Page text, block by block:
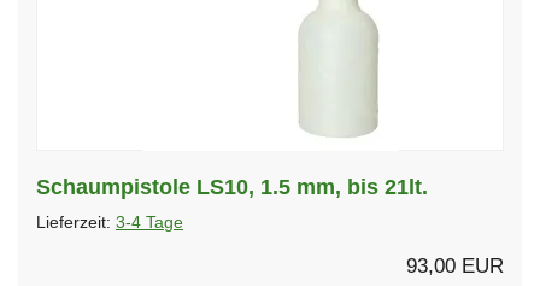
Schaumpistole LS10, 1.5 mm, bis 21lt.
Lieferzeit: 3-4 Tage
93,00 EUR